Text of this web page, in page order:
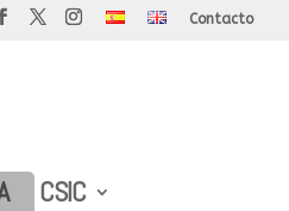
Contacto
CSIC